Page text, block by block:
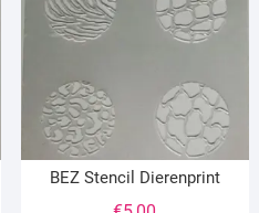
BEZ Stencil Dierenprint